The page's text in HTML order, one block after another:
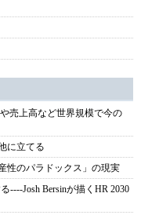
売上高など世界規模で今の
に立てる
性のパラドックス」の現実
----Josh Bersinが描くHR 2030